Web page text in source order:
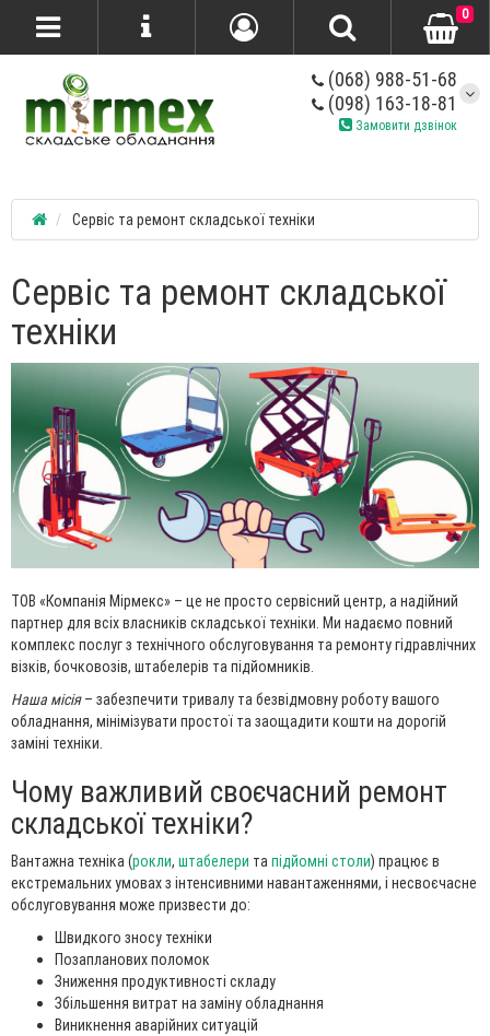
(068) 988-51-68
(098) 163-18-81
Замовити дзвінок
0
Сервіс та ремонт складської техніки
Сервіс та ремонт складської
техніки
ТОВ «Компанія Мірмекс» – це не просто сервісний центр, а надійний
партнер для всіх власників складської техніки. Ми надаємо повний
комплекс послуг з технічного обслуговування та ремонту гідравлічних
візків, бочковозів, штабелерів та підйомників.
Наша місія– забезпечити тривалу та безвідмовну роботу вашого
обладнання, мінімізувати простої та заощадити кошти на дорогій
заміні техніки.
Чому важливий своєчасний ремонт
складської техніки?
Вантажна техніка (рокли, штабелери та підйомні столи) працює в
екстремальних умовах з інтенсивними навантаженнями, і несвоєчасне
обслуговування може призвести до:
Швидкого зносу техніки
Позапланових поломок
Зниження продуктивності складу
Збільшення витрат на заміну обладнання
Виникнення аварійних ситуацій